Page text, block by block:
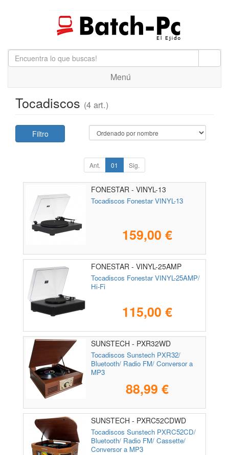
Menú
Tocadiscos (4 art.)
Filtro
Ant. 01 Sig.
FONESTAR - VINYL-13
Tocadiscos Fonestar VINYL-13
159,00 €
FONESTAR - VINYL-25AMP
Tocadiscos Fonestar VINYL-25AMP/
Hi-Fi
115,00 €
SUNSTECH - PXR32WD
Tocadiscos Sunstech PXR32/
Bluetooth/ Radio FM/ Conversor a
MP3
88,99 €
SUNSTECH - PXRC52CDWD
Tocadiscos Sunstech PXRC52CD/
Bluetooth/ Radio FM/ Cassette/
Conversor a MP3